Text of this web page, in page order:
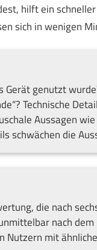
hilft ein
sich in wenigen
genutzt
Technische
Aussagen wie
schwächen die
die nach
nach
mit